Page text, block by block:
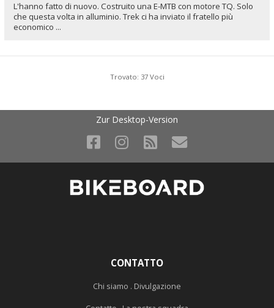
L'hanno fatto di nuovo. Costruito una E-MTB con motore TQ. Solo
che questa volta in alluminio. Trek ci ha inviato il fratello più
economico ...
Trovato: 37 Voci
Zur Desktop-Version
CONTATTO
Chi siamo . Divulgazione